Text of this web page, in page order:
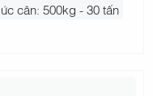
cân: 500kg - 30 tấn